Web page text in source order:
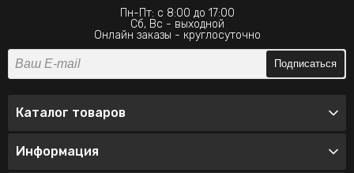
Пн-Пт: с 8:00 до 17:00
Сб, Вс - выходной
Онлайн заказы - круглосуточно
Подписаться
Каталог товаров
Информация